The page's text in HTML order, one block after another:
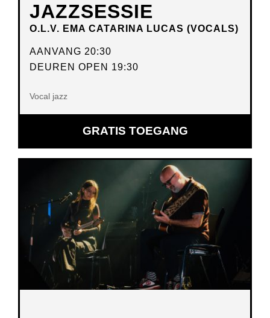
JAZZSESSIE
O.L.V. EMA CATARINA LUCAS (VOCALS)
AANVANG 20:30
DEUREN OPEN 19:30
Vocal jazz
GRATIS TOEGANG